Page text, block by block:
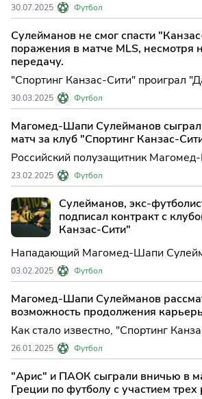
прогулки собака укусила его за
As. По информации ис...
30.07.2025 Футбол
Сулейманов не смог спасти
поражения в матче MLS, несмотря
передачу.
"Спортинг Канзас-Сити" проиграл
регулярного чемпионата
Главной футбольной лиги (MLS).
завершилась со счетом 2:1 в ...
30.03.2025 Футбол
Магомед-Шапи Сулейманов
матч за клуб "Спортинг Канзас-
Российский полузащитник
Сулейманов провел первый матч в
североамериканской Главной
"Спортинг Канзас-Сити". В субботу
23.02.2025 Футбол
Сулейманов, экс-
подписал контракт с
Канзас-Сити"
Нападающий Магомед-Шапи
греческого "Ариса" в "Спортинг
сообщается на сайте клуба
Главной футбольной лиги (MLS). Кон...
03.02.2025 Футбол
Магомед-Шапи Сулейманов
возможность продолжения
Как стало известно, "Спортинг
нацелился на вингера "Ариса"
Сулейманова. Сообщается, что
на завершающей стадии.
26.01.2025 Футбол
"Арис" и ПАОК сыграли вничью в
Греции по футболу с участием трех